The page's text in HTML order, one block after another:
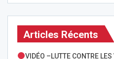
Articles Récents
VIDÉO –LUTTE CONTRE